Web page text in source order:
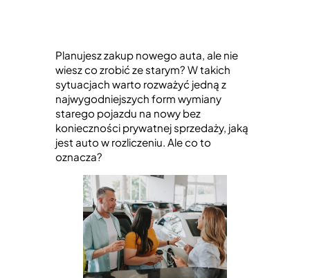
Planujesz zakup nowego auta, ale nie
wiesz co zrobić ze starym? W takich
sytuacjach warto rozważyć jedną z
najwygodniejszych form wymiany
starego pojazdu na nowy bez
konieczności prywatnej sprzedaży, jaką
jest auto w rozliczeniu. Ale co to
oznacza?